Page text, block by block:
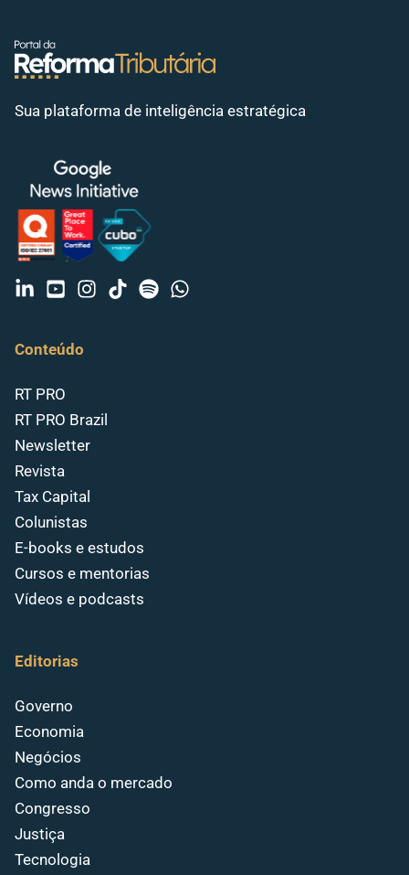
Sua plataforma de inteligência estratégica
Conteúdo
RT PRO
RT PRO Brazil
Newsletter
Revista
Tax Capital
Colunistas
E-books e estudos
Cursos e mentorias
Vídeos e podcasts
Editorias
Governo
Economia
Negócios
Como anda o mercado
Congresso
Justiça
Tecnologia